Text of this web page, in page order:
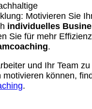
Motivieren Sie
individuelles
Sie für mehr
.
und Ihr Team zu
motivieren können,
.